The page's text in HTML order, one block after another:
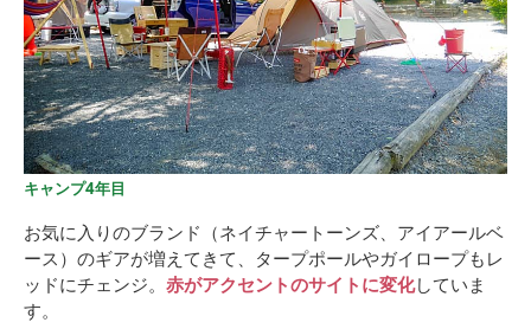
キャンプ4年目
お気に入りのブランド（ネイチャートーンズ、アイアールベ
ース）のギアが増えてきて、タープポールやガイロープもレ
ッドにチェンジ。 赤がアクセントのサイトに変化していま
す。